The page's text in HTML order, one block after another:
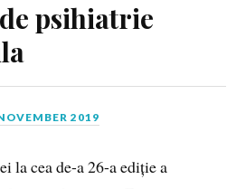
psihiatrie
2019
la cea de-a 26-a ediție a